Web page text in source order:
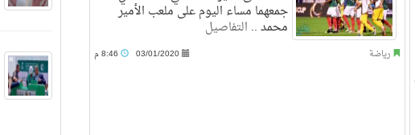
جمعهما مساء اليوم على ملعب الأمير
محمد .. التفاصيل
رياضة 03/01/2020